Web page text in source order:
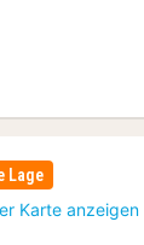
Lage
Karte anzeigen